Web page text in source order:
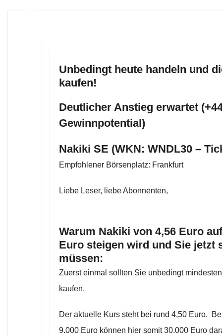
Unbedingt heute handeln und
kaufen!
Deutlicher Anstieg erwartet
Gewinnpotential)
Nakiki SE (WKN: WNDL30 –
Empfohlener Börsenplatz: Frankfurt
Liebe Leser, liebe Abonnenten,
Warum Nakiki von 4,56 Euro
Euro steigen wird und Sie jetzt
müssen:
Zuerst einmal sollten Sie unbedingt
kaufen.
Der aktuelle Kurs steht bei rund 4,50 Euro.
9.000 Euro können hier somit 30.000 Euro